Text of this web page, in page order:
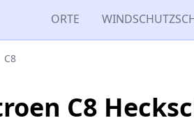
ORTE
C8
C8